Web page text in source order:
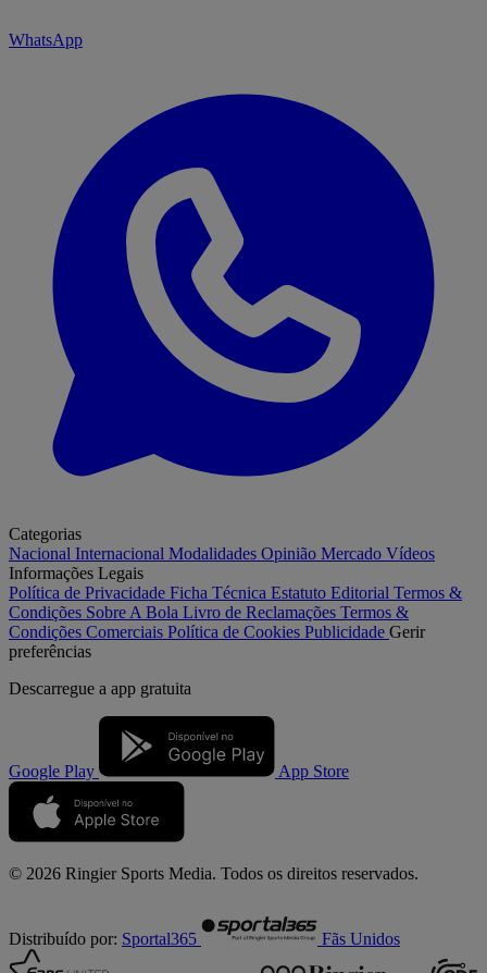
WhatsApp
Categorias
Nacional Internacional Modalidades Opinião Mercado Vídeos
Informações Legais
Política de Privacidade Ficha Técnica Estatuto Editorial Termos &
Condições Sobre A Bola Livro de Reclamações Termos &
Condições Comerciais Política de Cookies Publicidade Gerir
preferências
Descarregue a app gratuita
Google Play App Store
© 2026 Ringier Sports Media. Todos os direitos reservados.
Distribuído por: Sportal365 Fãs Unidos